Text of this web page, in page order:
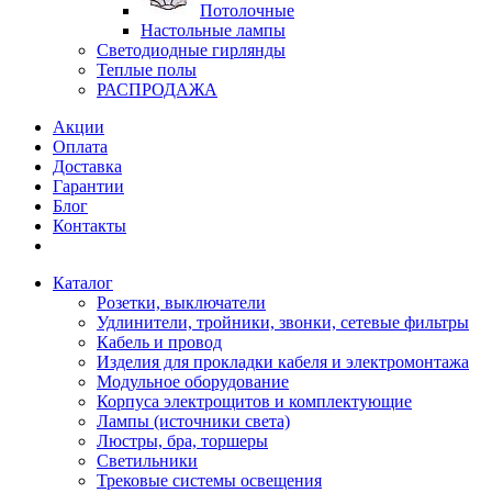
Потолочные
Настольные лампы
Светодиодные гирлянды
Теплые полы
РАСПРОДАЖА
Акции
Оплата
Доставка
Гарантии
Блог
Контакты
Каталог
Розетки, выключатели
Удлинители, тройники, звонки, сетевые фильтры
Кабель и провод
Изделия для прокладки кабеля и электромонтажа
Модульное оборудование
Корпуса электрощитов и комплектующие
Лампы (источники света)
Люстры, бра, торшеры
Светильники
Трековые системы освещения